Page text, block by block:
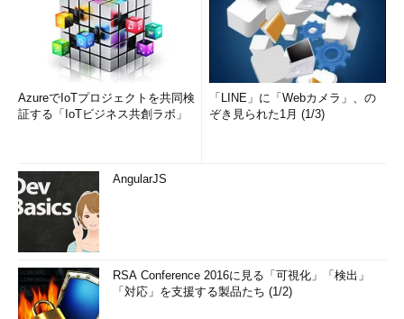
AzureでIoTプロジェクトを共同検
証する「IoTビジネス共創ラボ」
「LINE」に「Webカメラ」、の
ぞき見られた1月 (1/3)
AngularJS
RSA Conference 2016に見る「可視化」「検出」
「対応」を支援する製品たち (1/2)